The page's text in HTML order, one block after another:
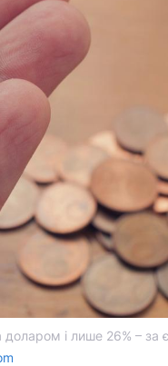
доларом і лише 26% – за